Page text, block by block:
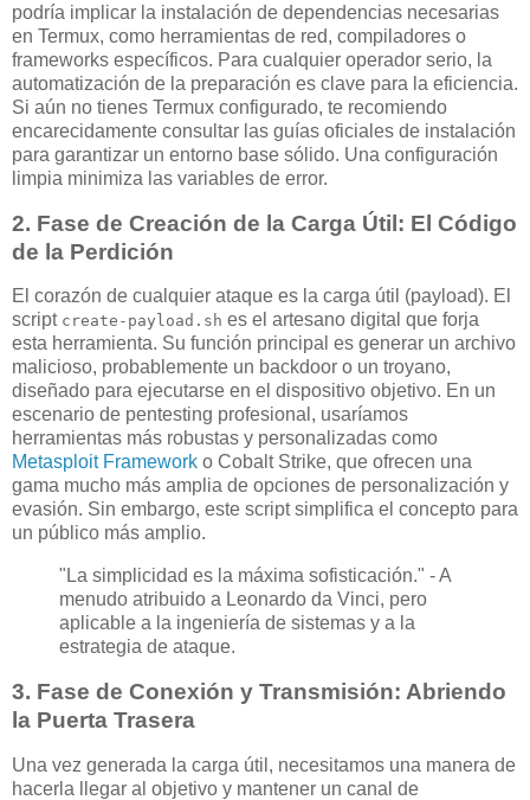
podría implicar la instalación de dependencias necesarias
en Termux, como herramientas de red, compiladores o
frameworks específicos. Para cualquier operador serio, la
automatización de la preparación es clave para la eficiencia.
Si aún no tienes Termux configurado, te recomiendo
encarecidamente consultar las guías oficiales de instalación
para garantizar un entorno base sólido. Una configuración
limpia minimiza las variables de error.
2. Fase de Creación de la Carga Útil: El Código
de la Perdición
El corazón de cualquier ataque es la carga útil (payload). El
script create-payload.sh es el artesano digital que forja
esta herramienta. Su función principal es generar un archivo
malicioso, probablemente un backdoor o un troyano,
diseñado para ejecutarse en el dispositivo objetivo. En un
escenario de pentesting profesional, usaríamos
herramientas más robustas y personalizadas como
Metasploit Framework o Cobalt Strike, que ofrecen una
gama mucho más amplia de opciones de personalización y
evasión. Sin embargo, este script simplifica el concepto para
un público más amplio.
"La simplicidad es la máxima sofisticación." - A
menudo atribuido a Leonardo da Vinci, pero
aplicable a la ingeniería de sistemas y a la
estrategia de ataque.
3. Fase de Conexión y Transmisión: Abriendo
la Puerta Trasera
Una vez generada la carga útil, necesitamos una manera de
hacerla llegar al objetivo y mantener un canal de